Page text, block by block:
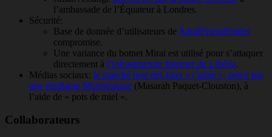
l’ambassade de l’Équateur à Londres.
Sécurité:
Base de donnée d’utilisateurs de AdultFriendFinder
compromise.
Une variance du botnet Mirai est utilisé pour s’attaquer
directement à l’infrastructure Internet du Libéria.
Médias sociaux: le marché noir des faux « j’aime », percé par
une étudiante Montréalaise (Masarah Paquet-Clouston), à
l’aide de « pots de miel ».
Collaborateurs